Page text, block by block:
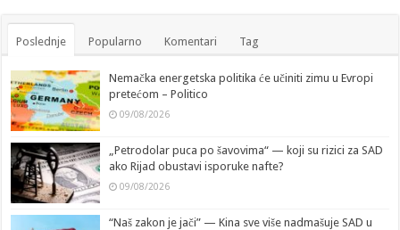
Poslednje Popularno Komentari Tag
Nemačka energetska politika će učiniti zimu u Evropi
pretećom – Politico
09/08/2026
„Petrodolar puca po šavovima“ — koji su rizici za SAD
ako Rijad obustavi isporuke nafte?
09/08/2026
“Naš zakon je jači” — Kina sve više nadmašuje SAD u